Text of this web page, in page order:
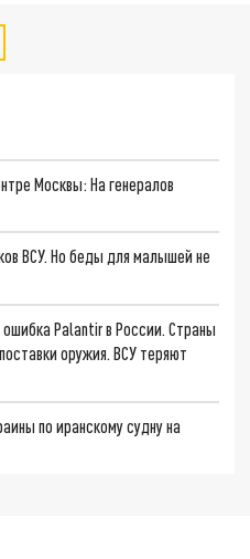
Москвы: На генералов
ВСУ. Но беды для малышей не
Palantir в России. Страны
оружия. ВСУ теряют
по иранскому судну на